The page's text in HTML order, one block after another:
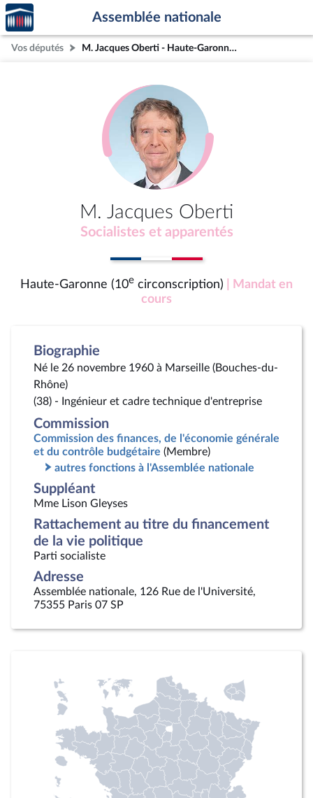
Aller au contenu
Aller en bas de la page
Accèder
à la
page
d'accueil
Assemblée nationale
Vos députés M. Jacques Oberti - Haute-Garonne (10e circonscription)
M. Jacques Oberti
Socialistes et apparentés
Haute-Garonne (10e circonscription)
| Mandat en
cours
Biographie
Né le 26 novembre 1960 à Marseille (Bouches-du-
Rhône)
(38) - Ingénieur et cadre technique d'entreprise
Commission
Commission des finances, de l'économie générale
et du contrôle budgétaire (Membre)
autres fonctions à l'Assemblée nationale
Suppléant
Mme Lison Gleyses
Rattachement au titre du financement
de la vie politique
Parti socialiste
Adresse
Assemblée nationale, 126 Rue de l'Université,
75355 Paris 07 SP